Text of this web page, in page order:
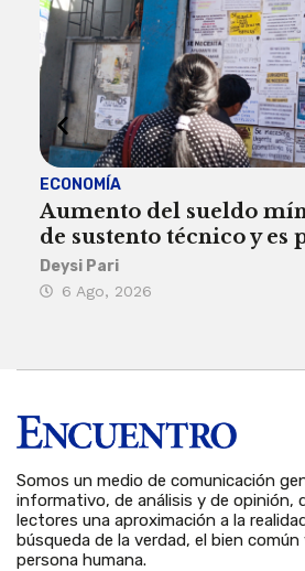
ECONOMÍA
Aumento del sueldo
de sustento técnico y es
Deysi Pari
6 Ago, 2026
Somos un medio de comunicación
informativo, de análisis y de opinión,
lectores una aproximación a la
búsqueda de la verdad, el bien
persona humana.